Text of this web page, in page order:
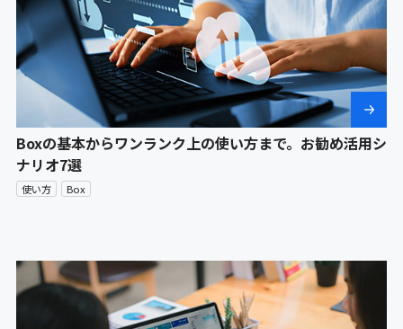
Boxの基本からワンランク上の使い方まで。お勧め活用シ
ナリオ7選
使い方 Box